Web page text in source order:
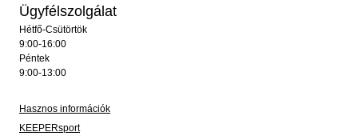
Ügyfélszolgálat
Hétfő-Csütörtök
9:00-16:00
Péntek
9:00-13:00
Hasznos információk
KEEPERsport